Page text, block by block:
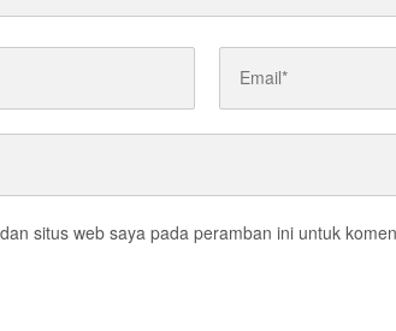
situs web saya pada peramban ini untuk